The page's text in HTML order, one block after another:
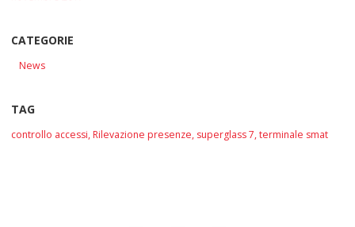
CATEGORIE
News
TAG
controllo accessi,Rilevazione presenze, superglass 7,terminale smat